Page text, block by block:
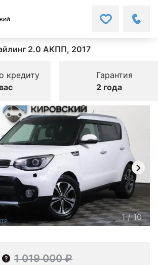
2.0 АКПП, 2017
кредиту
Гарантия
2 года
1/10
1 019 000 ₽